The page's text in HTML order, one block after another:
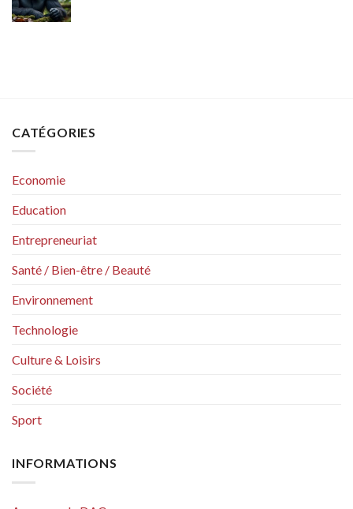
CATÉGORIES
Economie
Education
Entrepreneuriat
Santé / Bien-être / Beauté
Environnement
Technologie
Culture & Loisirs
Société
Sport
INFORMATIONS